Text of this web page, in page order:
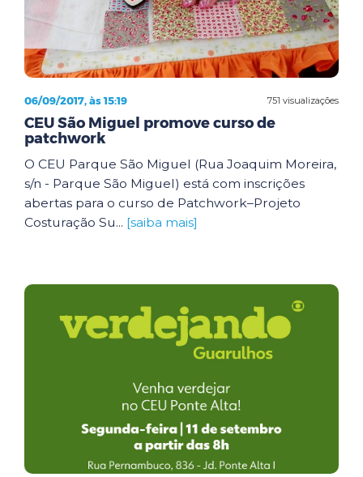
751 visualizações
06/09/2017, às 15:19
CEU São Miguel promove curso de
patchwork
O CEU Parque São Miguel (Rua Joaquim Moreira,
s/n - Parque São Miguel) está com inscrições
abertas para o curso de Patchwork–Projeto
Costuração Su... [saiba mais]